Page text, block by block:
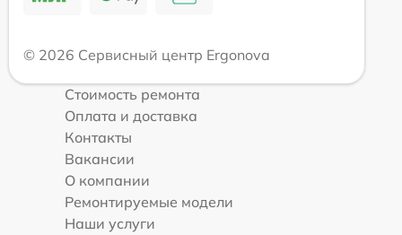
© 2026 Сервисный центр Ergonova
Стоимость ремонта
Оплата и доставка
Контакты
Вакансии
О компании
Ремонтируемые модели
Наши услуги